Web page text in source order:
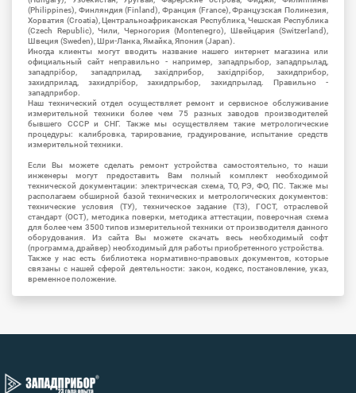
(Philippines), Финляндия (Finland), Франция (France), Французская Полинезия,
Хорватия (Croatia), Центральноафриканская Республика, Чешская Республика
(Czech Republic), Чили, Черногория (Montenegro), Швейцария (Switzerland),
Швеция (Sweden), Шри-Ланка, Ямайка, Япония (Japan).
Иногда клиенты могут вводить название нашего интернет магазина или
официальный сайт неправильно - например, западпрыбор, западпрылад,
западпрібор, западприлад, західприбор, західпрібор, захидприбор,
захидприлад, захидпрібор, захидпрыбор, захидпрылад. Правильно -
западприбор.
Наш технический отдел осуществляет ремонт и сервисное обслуживание
измерительной техники более чем 75 разных заводов производителей
бывшего СССР и СНГ. Также мы осуществляем такие метрологические
процедуры: калибровка, тарирование, градуирование, испытание средств
измерительной техники.
Если Вы можете сделать ремонт устройства самостоятельно, то наши
инженеры могут предоставить Вам полный комплект необходимой
технической документации: электрическая схема, ТО, РЭ, ФО, ПС. Также мы
располагаем обширной базой технических и метрологических документов:
технические условия (ТУ), техническое задание (ТЗ), ГОСТ, отраслевой
стандарт (ОСТ), методика поверки, методика аттестации, поверочная схема
для более чем 3500 типов измерительной техники от производителя данного
оборудования. Из сайта Вы можете скачать весь необходимый софт
(программа, драйвер) необходимый для работы приобретенного устройства.
Также у нас есть библиотека нормативно-правовых документов, которые
связаны с нашей сферой деятельности: закон, кодекс, постановление, указ,
временное положение.